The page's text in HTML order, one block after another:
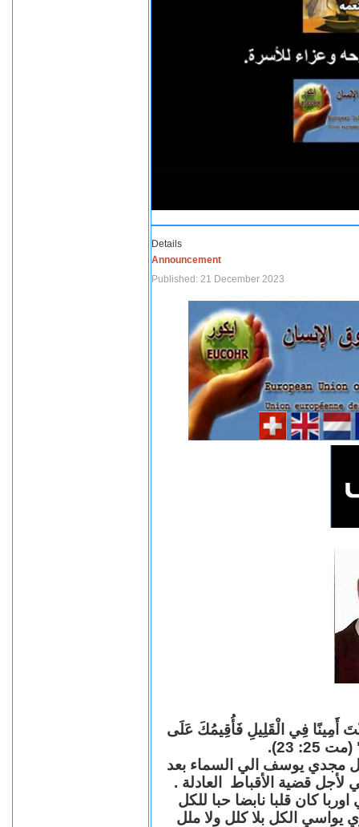
Details
Announcement
Published: 21 December 2023
أَمِينًا فِي الْقَلِيلِ فَأُقِيمُكَ عَلَى
23).
مجدي يوسف الي السماء بعد
قضية الأقباط العادلة .
كان قلبا نابضا حبا للكل
يواسي الكل بلا كلل ولا ملل